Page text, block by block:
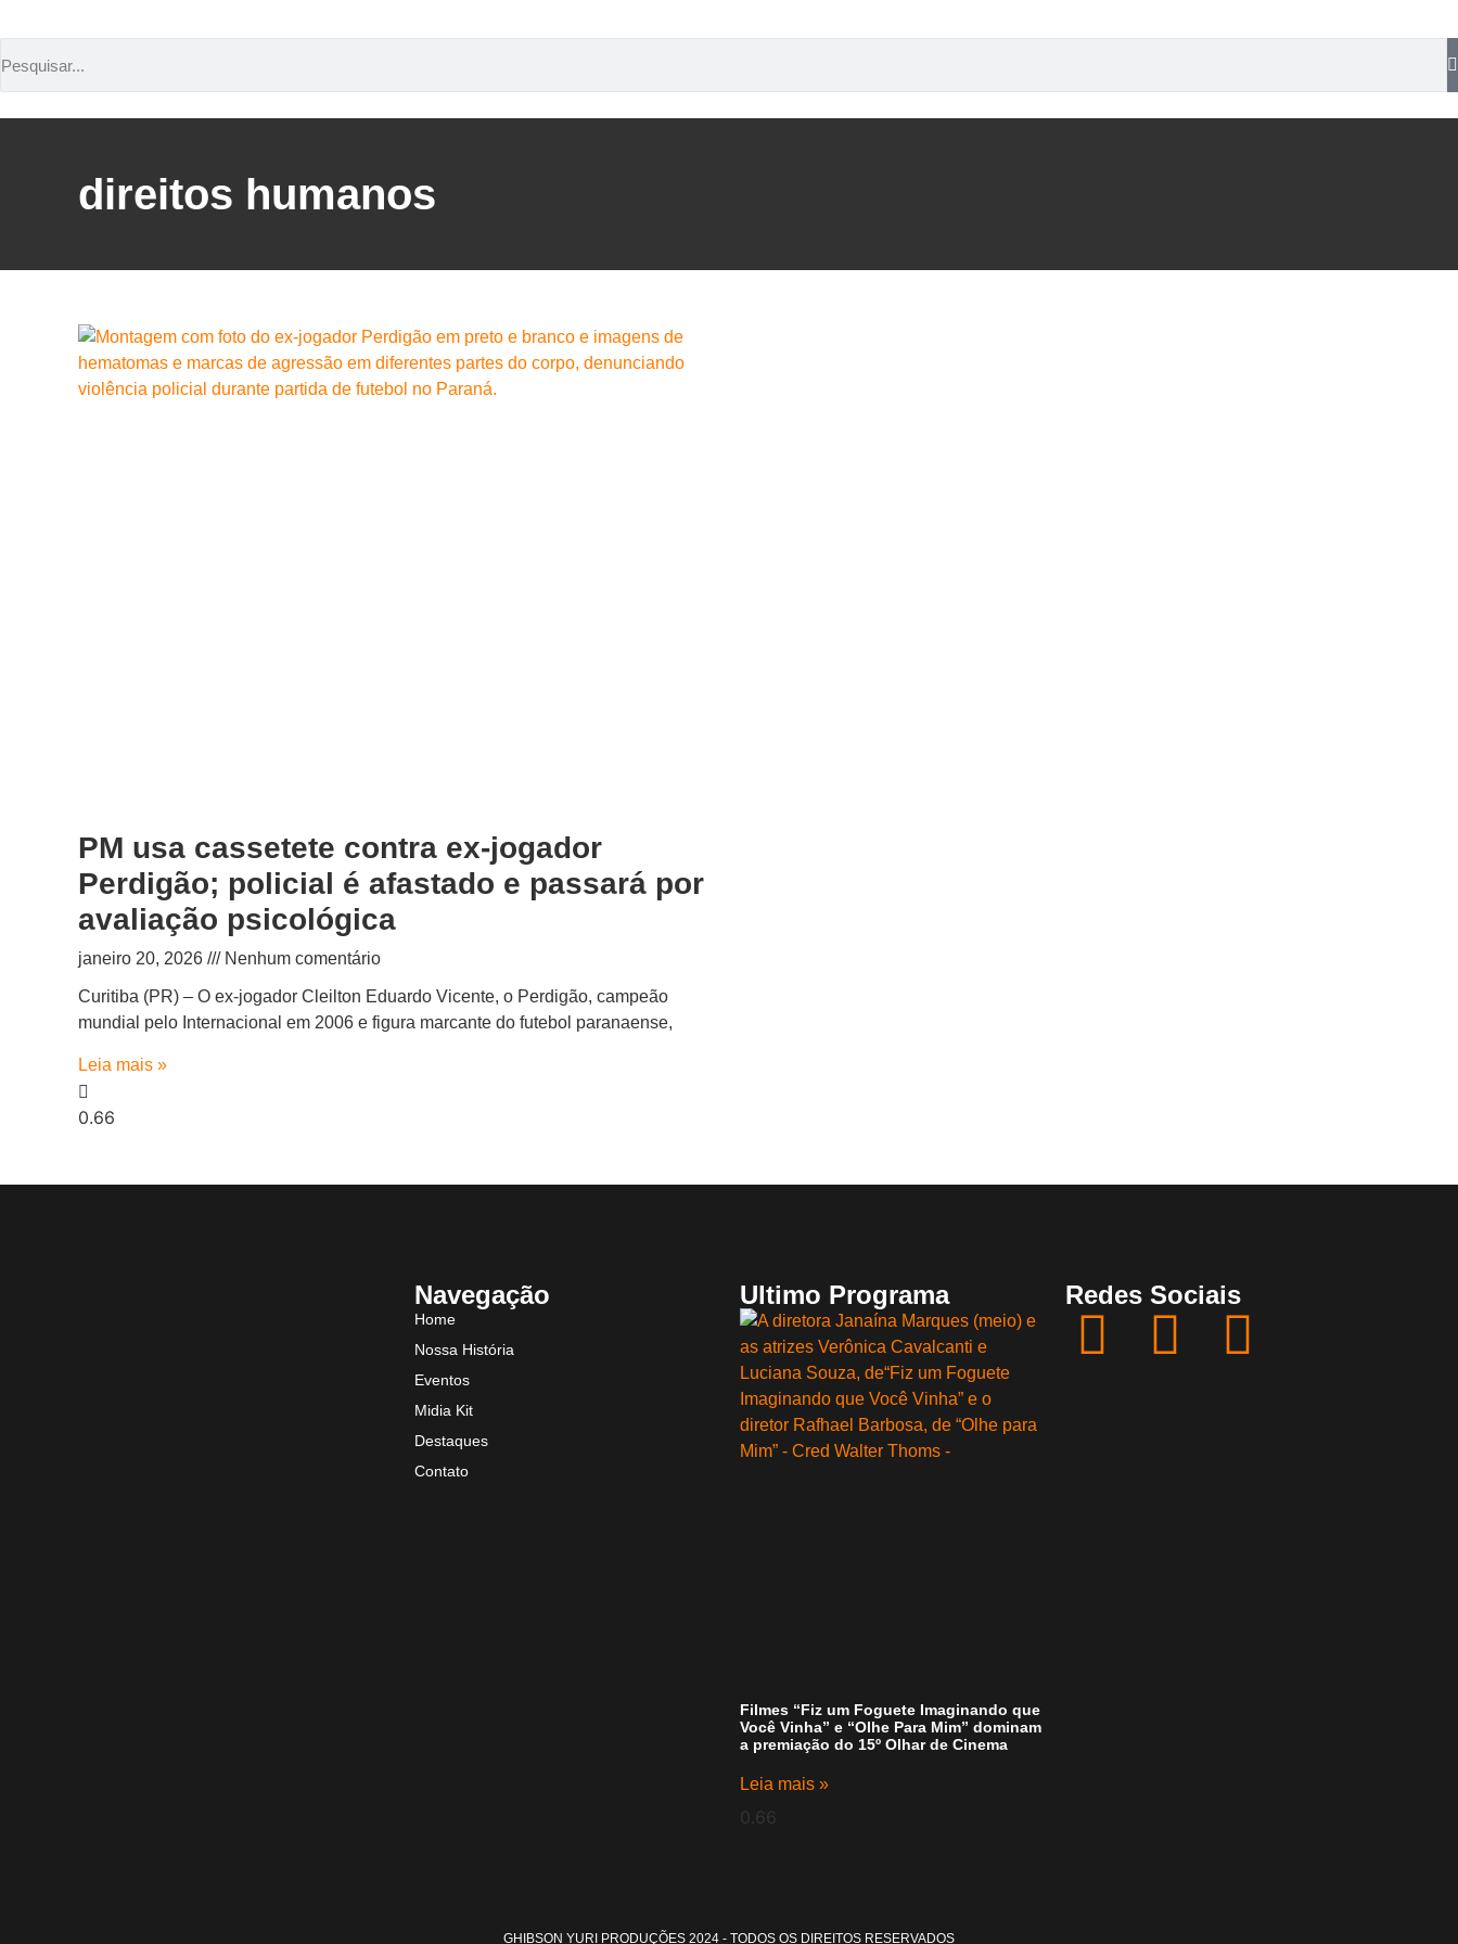
direitos humanos
PM usa cassetete contra ex-jogador
Perdigão; policial é afastado e passará por
avaliação psicológica
janeiro 20, 2026 Nenhum comentário
Curitiba (PR) – O ex-jogador Cleilton Eduardo Vicente, o Perdigão, campeão
mundial pelo Internacional em 2006 e figura marcante do futebol paranaense,
Leia mais »
Navegação
Home
Nossa História
Eventos
Midia Kit
Destaques
Contato
Ultimo Programa
Filmes “Fiz um Foguete Imaginando que
Você Vinha” e “Olhe Para Mim” dominam
a premiação do 15º Olhar de Cinema
Leia mais »
Redes Sociais
GHIBSON YURI PRODUÇÕES 2024 - TODOS OS DIREITOS RESERVADOS